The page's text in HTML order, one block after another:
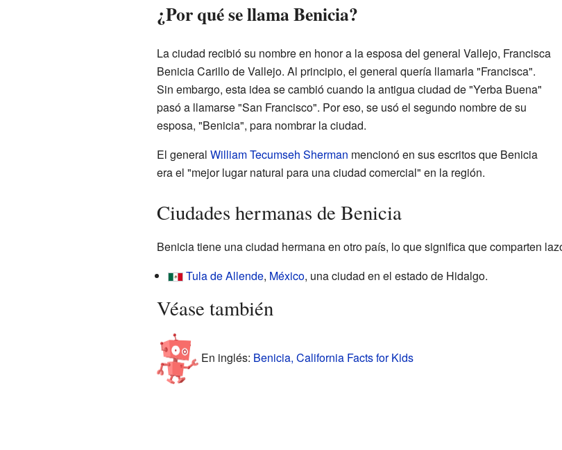
¿Por qué se llama Benicia?
La ciudad recibió su nombre en honor a la esposa del general Vallejo, Francisca
Benicia Carillo de Vallejo. Al principio, el general quería llamarla "Francisca".
Sin embargo, esta idea se cambió cuando la antigua ciudad de "Yerba Buena"
pasó a llamarse "San Francisco". Por eso, se usó el segundo nombre de su
esposa, "Benicia", para nombrar la ciudad.
El general William Tecumseh Sherman mencionó en sus escritos que Benicia
era el "mejor lugar natural para una ciudad comercial" en la región.
Ciudades hermanas de Benicia
Benicia tiene una ciudad hermana en otro país, lo que significa que comparten
Tula de Allende, México, una ciudad en el estado de Hidalgo.
Véase también
En inglés: Benicia, California Facts for Kids